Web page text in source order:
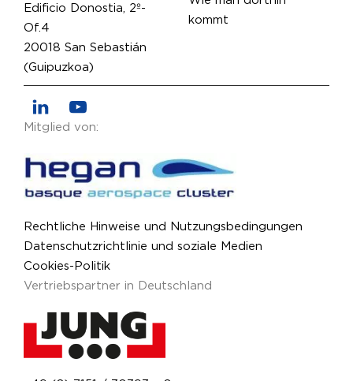
Edificio Donostia, 2º-
Of.4
20018 San Sebastián
(Guipuzkoa)
kommt
Mitglied von:
Rechtliche Hinweise und Nutzungsbedingungen
Datenschutzrichtlinie und soziale Medien
Cookies-Politik
Vertriebspartner in Deutschland